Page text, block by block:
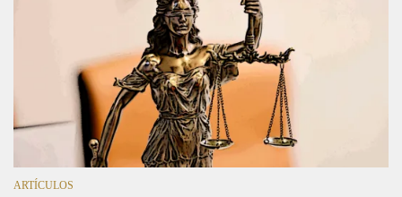
ARTÍCULOS